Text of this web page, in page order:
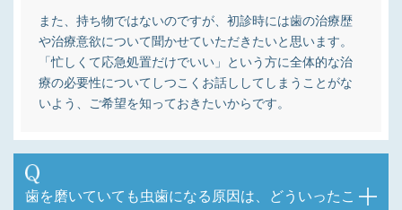
また、持ち物ではないのですが、初診時には歯の治療歴
や治療意欲について聞かせていただきたいと思います。
「忙しくて応急処置だけでいい」という方に全体的な治
療の必要性についてしつこくお話ししてしまうことがな
いよう、ご希望を知っておきたいからです。
歯を磨いていても虫歯になる原因は、どういったこ